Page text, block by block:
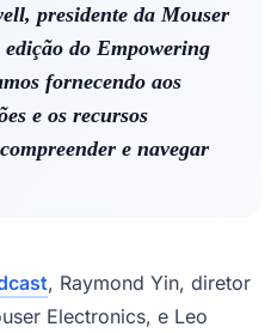
presidente da Mouser
do Empowering
fornecendo aos
e os recursos
e navegar
, Raymond Yin, diretor
Electronics, e Leo